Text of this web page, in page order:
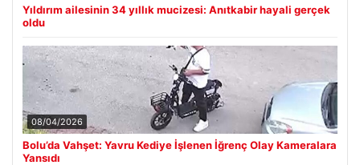
Yıldırım ailesinin 34 yıllık mucizesi: Anıtkabir hayali gerçek
oldu
08/04/2026
Bolu’da Vahşet: Yavru Kediye İşlenen İğrenç Olay Kameralara
Yansıdı